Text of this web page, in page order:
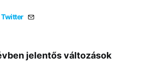
Twitter
jelentős változások